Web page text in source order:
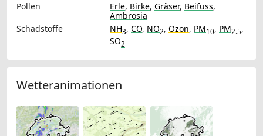
Pollen
Erle, Birke, Gräser, Beifuss,
Ambrosia
Schadstoffe
NH3, CO, NO2, Ozon, PM10, PM2.5,
SO2
Wetteranimationen